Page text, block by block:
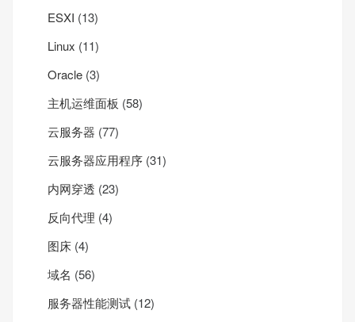
ESXI (13)
Linux (11)
Oracle (3)
主机运维面板 (58)
云服务器 (77)
云服务器应用程序 (31)
内网穿透 (23)
反向代理 (4)
图床 (4)
域名 (56)
服务器性能测试 (12)